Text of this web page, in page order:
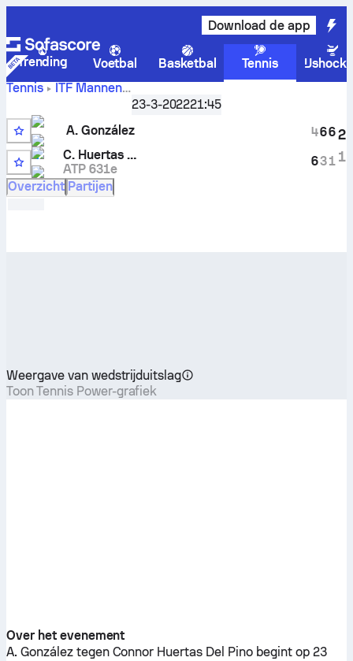
Download de app
Trending Voetbal Basketbal Tennis
Tennis
ITF Mannen
Medellin, Singles M-ITF-COL-02A,Achtste finales
González
resultaten
23-3-202221:45
7
A. González
C. Huertas del Pino
ATP 631e
4
6
6
3
6
1
2
1
Overzicht Partijen
Weergave van wedstrijduitslag
Toon Tennis Power-grafiek
Over het evenement
A. Gonzáleztegen Connor Huertas Del Pinobegint op 23